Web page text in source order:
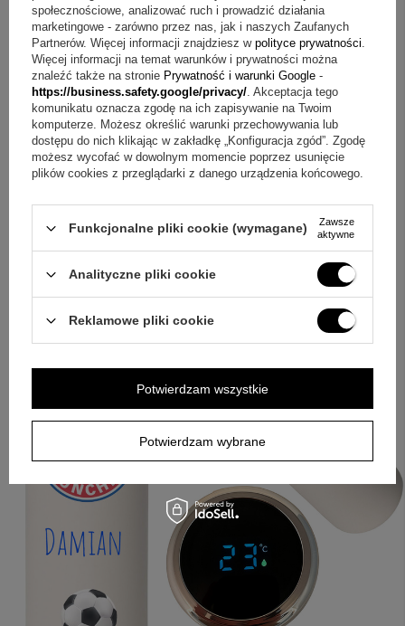
+1
Zobacz więcej
Oryginalne tekturowe opakowanie
Dlaczego warto?
Wyjątkowy prezent:idealny dla fanów piłki nożnej –
praktyczny i spersonalizowany
Nowoczesny i wygodny:LED do kontroli temperatury +
ustnik do szybkiego picia
Uniwersalny:świetny na urodziny, święta, Dzień Ojca
Podaruj bliskiej osobie kubek termiczny 420 ml z LED,
ustnikiem i nadrukiem UV – niech łączy swoją miłość do
futbolu z codzienną wygodą!
społecznościowe, analizować ruch i prowadzić działania
marketingowe - zarówno przez nas, jak i naszych Zaufanych
Partnerów. Więcej informacji znajdziesz w polityce prywatności.
Więcej informacji na temat warunków i prywatności można
znaleźć także na stronie Prywatność i warunki Google -
https://business.safety.google/privacy/. Akceptacja tego
komunikatu oznacza zgodę na ich zapisywanie na Twoim
komputerze. Możesz określić warunki przechowywania lub
dostępu do nich klikając w zakładkę „Konfiguracja zgód”. Zgodę
możesz wycofać w dowolnym momencie poprzez usunięcie
plików cookies z przeglądarki z danego urządzenia końcowego.
Funkcjonalne pliki cookie (wymagane)
Zawsze
aktywne
Analityczne pliki cookie
Reklamowe pliki cookie
Potwierdzam wybrane
Potwierdzam wszystkie